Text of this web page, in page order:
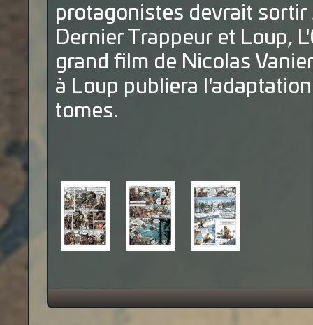
protagonistes devrait sortir
Dernier Trappeur et Loup,
grand film de Nicolas
à Loup publiera
tomes.